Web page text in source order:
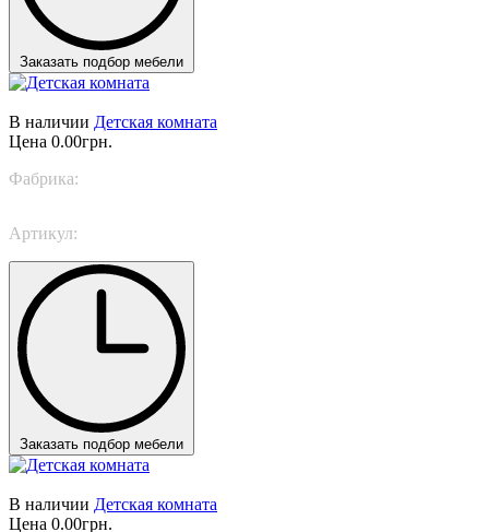
Заказать подбор мебели
В наличии Детская комната
Цена 0.00грн.
Фабрика:
Артикул:
Заказать подбор мебели
В наличии Детская комната
Цена 0.00грн.